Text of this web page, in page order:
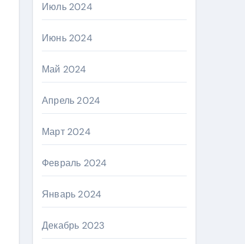
Июль 2024
Июнь 2024
Май 2024
Апрель 2024
Март 2024
Февраль 2024
Январь 2024
Декабрь 2023